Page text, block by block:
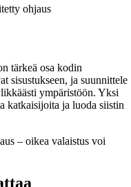
ohjaus
tärkeä osa kodin
sisustukseen, ja suunnittele
ympäristöön. Yksi
katkaisijoita ja luoda siistin
– oikea valaistus voi